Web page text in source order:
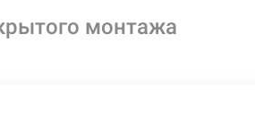
монтажа